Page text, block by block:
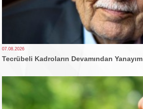
07.08.2026
Tecrübeli Kadroların Devamından Yanayım